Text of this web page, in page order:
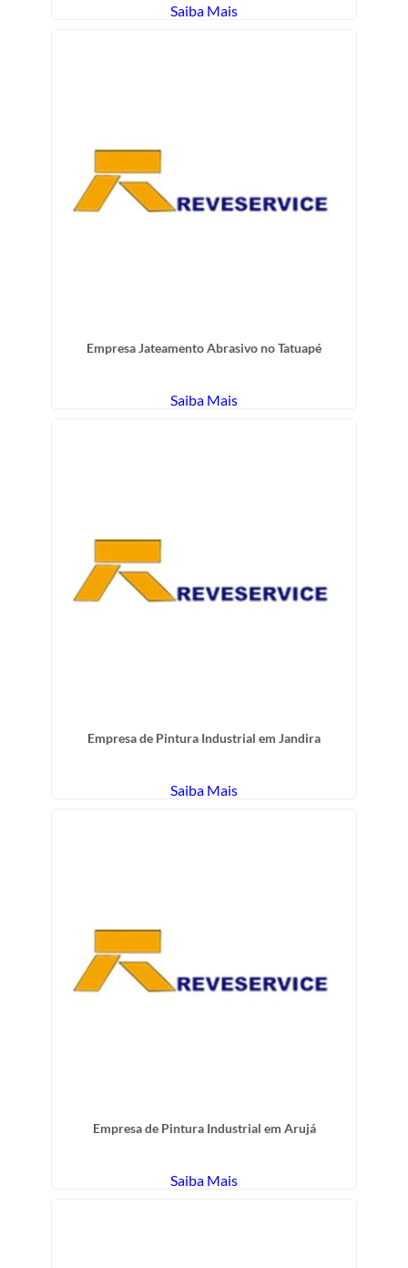
Saiba Mais
Empresa Jateamento Abrasivo no Tatuapé
Saiba Mais
Empresa de Pintura Industrial em Jandira
Saiba Mais
Empresa de Pintura Industrial em Arujá
Saiba Mais